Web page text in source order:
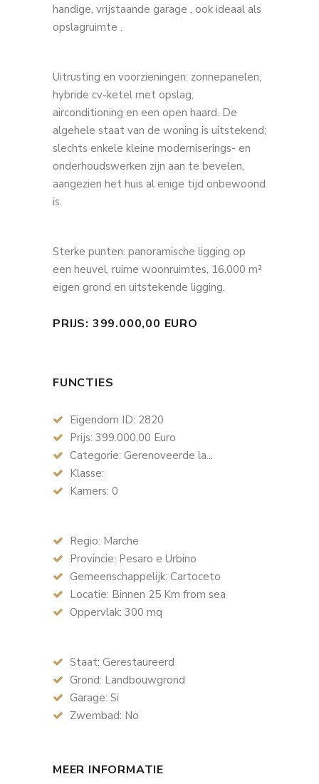
handige, vrijstaande garage , ook ideaal als
opslagruimte .
Uitrusting en voorzieningen: zonnepanelen,
hybride cv-ketel met opslag,
airconditioning en een open haard. De
algehele staat van de woning is uitstekend;
slechts enkele kleine moderniserings- en
onderhoudswerken zijn aan te bevelen,
aangezien het huis al enige tijd onbewoond
is.
Sterke punten: panoramische ligging op
een heuvel, ruime woonruimtes, 16.000 m²
eigen grond en uitstekende ligging.
PRIJS: 399.000,00 EURO
FUNCTIES
Eigendom ID: 2820
Prijs: 399.000,00 Euro
Categorie: Gerenoveerde la...
Klasse:
Kamers: 0
Regio: Marche
Provincie: Pesaro e Urbino
Gemeenschappelijk: Cartoceto
Locatie: Binnen 25 Km from sea
Oppervlak: 300 mq
Staat: Gerestaureerd
Grond: Landbouwgrond
Garage: Si
Zwembad: No
MEER INFORMATIE